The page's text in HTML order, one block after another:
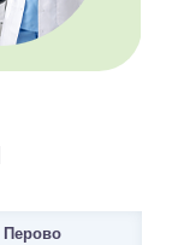
Перово